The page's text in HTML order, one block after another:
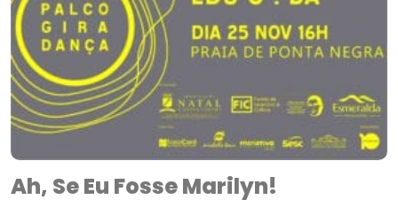
Ah, Se Eu Fosse Marilyn!